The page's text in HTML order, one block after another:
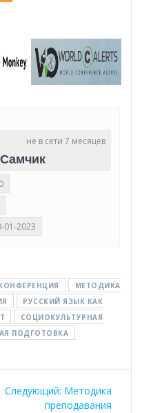
не в сети 7 месяцев
01-2023
МЕТОДИКА
РУССКИЙ ЯЗЫК КАК
СОЦИОКУЛЬТУРНАЯ
ПОДГОТОВКА
Следующий: Следующая
запись:
Методика
преподавания